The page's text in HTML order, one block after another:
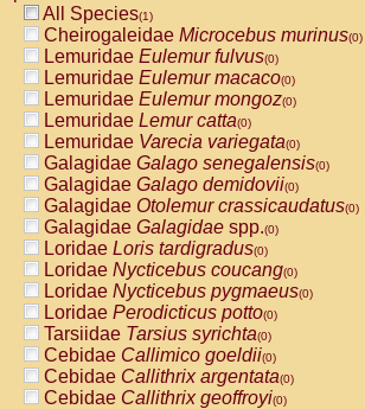
All Species(1)
Cheirogaleidae Microcebus murinus(0)
Lemuridae Eulemur fulvus(0)
Lemuridae Eulemur macaco(0)
Lemuridae Eulemur mongoz(0)
Lemuridae Lemur catta(0)
Lemuridae Varecia variegata(0)
Galagidae Galago senegalensis(0)
Galagidae Galago demidovii(0)
Galagidae Otolemur crassicaudatus(0)
Galagidae Galagidae spp.(0)
Loridae Loris tardigradus(0)
Loridae Nycticebus coucang(0)
Loridae Nycticebus pygmaeus(0)
Loridae Perodicticus potto(0)
Tarsiidae Tarsius syrichta(0)
Cebidae Callimico goeldii(0)
Cebidae Callithrix argentata(0)
Cebidae Callithrix geoffroyi(0)